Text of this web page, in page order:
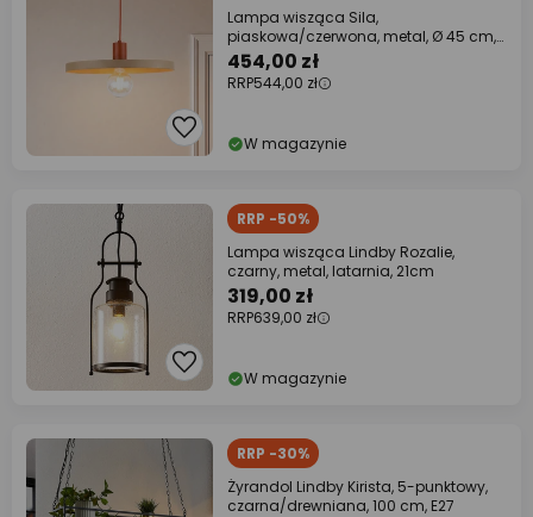
Lampa wisząca Sila,
piaskowa/czerwona, metal, Ø 45 cm,
E27
454,00 zł
RRP544,00 zł
W magazynie
RRP -50%
Lampa wisząca Lindby Rozalie,
czarny, metal, latarnia, 21cm
319,00 zł
RRP639,00 zł
W magazynie
RRP -30%
Żyrandol Lindby Kirista, 5-punktowy,
czarna/drewniana, 100 cm, E27